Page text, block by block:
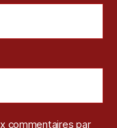
commentaires par